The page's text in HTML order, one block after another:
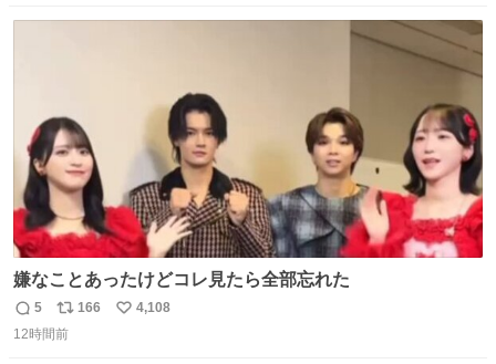
化する ・院生が研究環境を求め他大学に移るのを批判する
嫌なことあったけどコレ見たら全部忘れた
返
信
5
リ
ポ
166
い
4,108
12時間前